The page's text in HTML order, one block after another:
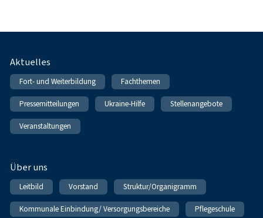
Fußnavigation
Aktuelles
Fort- und Weiterbildung Fachthemen
Pressemitteilungen Ukraine-Hilfe Stellenangebote
Veranstaltungen
Über uns
Leitbild Vorstand Struktur/Organigramm
Kommunale Einbindung/ Versorgungsbereiche Pflegeschule